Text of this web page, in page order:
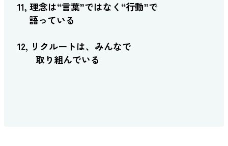
11, 理念は“言葉”ではなく“行動”で
語っている
12, リクルートは、みんなで
取り組んでいる